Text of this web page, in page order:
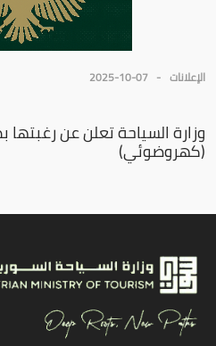
الإعلانات 2025-10-07
وزارة السياحة تعلن عن
(كهروضوئي)